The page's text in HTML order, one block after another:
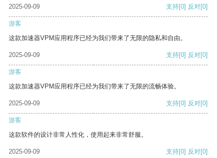
2025-09-09
支持[0] 反对[0]
游客
这款加速器VPM应用程序已经为我们带来了无限的隐私和自由。
2025-09-09 支持[0] 反对[0]
游客
这款加速器VPM应用程序已经为我们带来了无限的流畅体验。
2025-09-09 支持[0] 反对[0]
游客
这款软件的设计非常人性化，使用起来非常舒服。
2025-09-09 支持[0] 反对[0]